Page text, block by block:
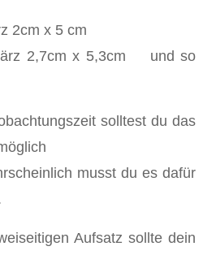
2cm x 5 cm
2,7cm x 5,3cm und so
solltest du das
musst du es dafür
Aufsatz sollte dein